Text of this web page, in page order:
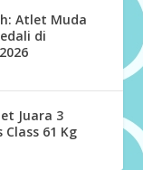
Atlet Muda
di
Juara 3
61 Kg